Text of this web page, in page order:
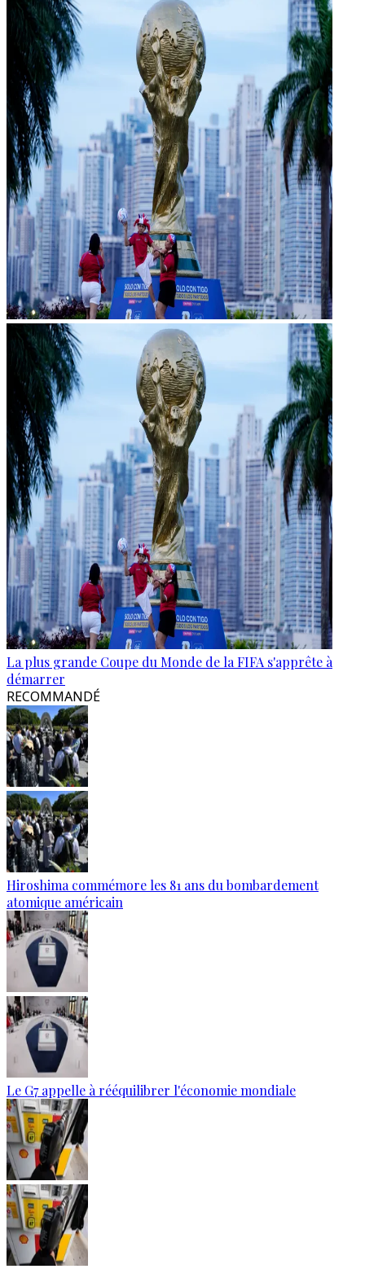
La plus grande Coupe du Monde de la FIFA s'apprête à
démarrer
RECOMMANDÉ
Hiroshima commémore les 81 ans du bombardement
atomique américain
Le G7 appelle à rééquilibrer l'économie mondiale